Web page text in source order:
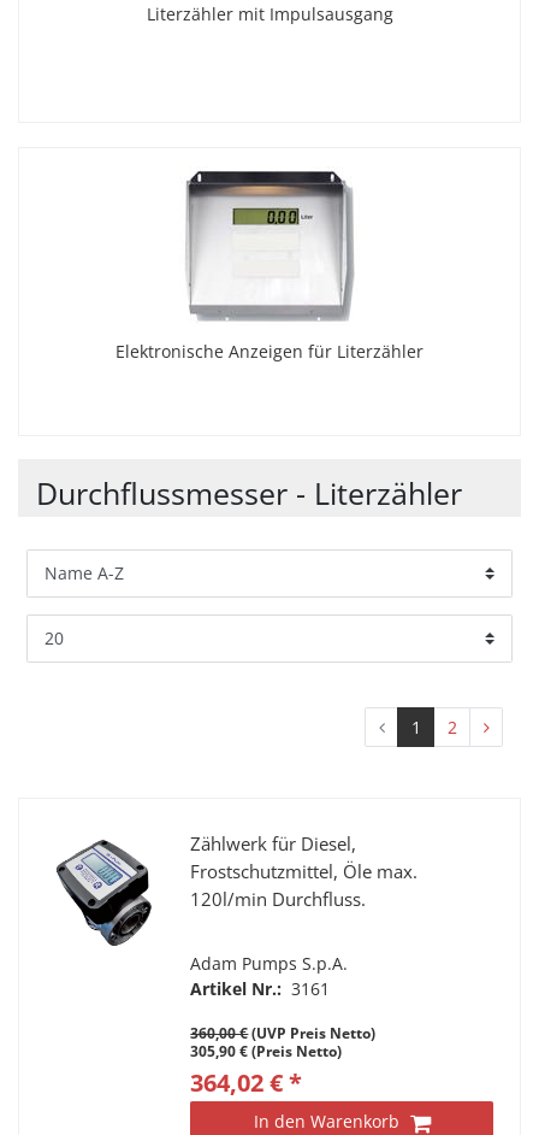
Literzähler mit Impulsausgang
Elektronische Anzeigen für Literzähler
Durchflussmesser - Literzähler
1 2
Zählwerk für Diesel,
Frostschutzmittel, Öle max.
120l/min Durchfluss.
Adam Pumps S.p.A.
Artikel Nr.: 3161
360,00 €(UVP Preis Netto)
305,90 € (Preis Netto)
364,02 € *
In den Warenkorb